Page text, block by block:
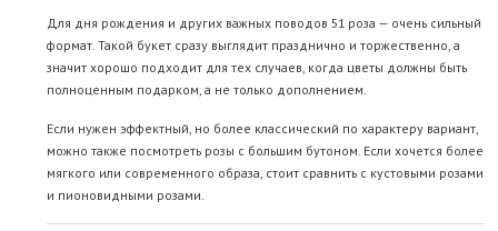
Для дня рождения и других важных поводов 51 роза — очень сильный
формат. Такой букет сразу выглядит празднично и торжественно, а
значит хорошо подходит для тех случаев, когда цветы должны быть
полноценным подарком, а не только дополнением.
Если нужен эффектный, но более классический по характеру вариант,
можно также посмотреть розы с большим бутоном. Если хочется более
мягкого или современного образа, стоит сравнить с кустовыми розами
и пионовидными розами.